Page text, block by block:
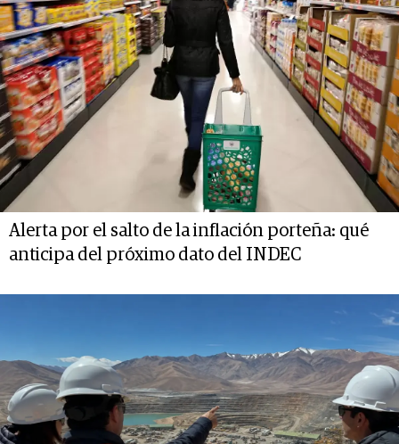
Alerta por el salto de la inflación porteña: qué
anticipa del próximo dato del INDEC